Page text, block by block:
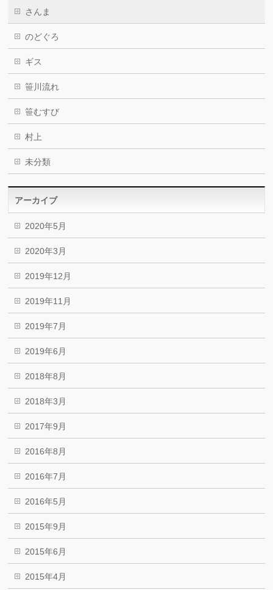
さんま
のどぐろ
ギス
笹川流れ
笹むすび
村上
未分類
アーカイブ
2020年5月
2020年3月
2019年12月
2019年11月
2019年7月
2019年6月
2018年8月
2018年3月
2017年9月
2016年8月
2016年7月
2016年5月
2015年9月
2015年6月
2015年4月